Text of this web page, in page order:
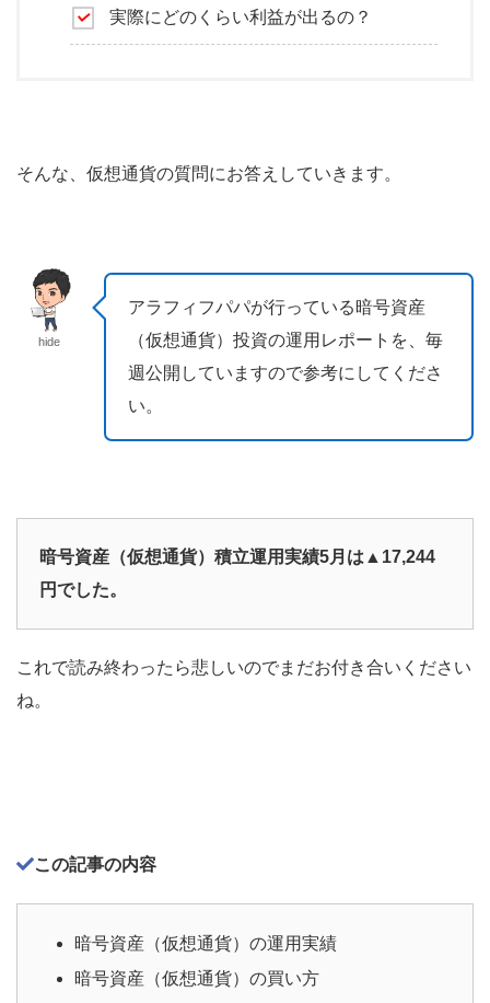
実際にどのくらい利益が出るの？
そんな、仮想通貨の質問にお答えしていきます。
hide
アラフィフパパが行っている暗号資産
（仮想通貨）投資の運用レポートを、毎
週公開していますので参考にしてくださ
い。
暗号資産（仮想通貨）積立運用実績5月は▲17,244
円でした。
これで読み終わったら悲しいのでまだお付き合いください
ね。
この記事の内容
暗号資産（仮想通貨）の運用実績
暗号資産（仮想通貨）の買い方